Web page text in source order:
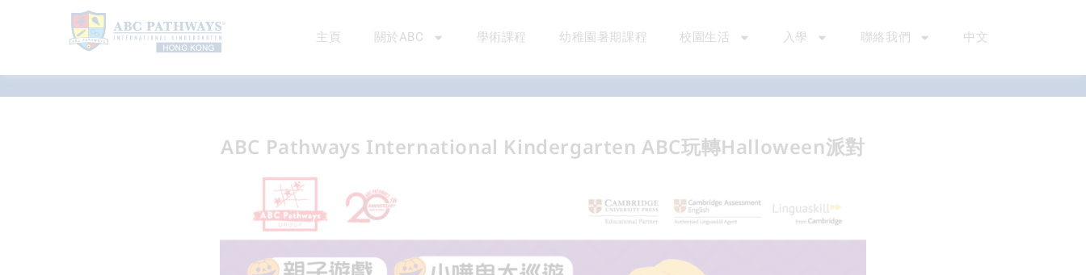
主頁 關於ABC 學術課程 幼稚園暑期課程 校園生活 入學 聯絡我們 中文
最新消息
ABC Pathways International Kindergarten ABC玩轉Halloween派對